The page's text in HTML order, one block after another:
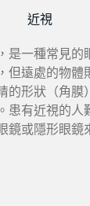
近視
是一種常見的
但遠處的物體
的形狀（角膜
患有近視的人
鏡或隱形眼鏡